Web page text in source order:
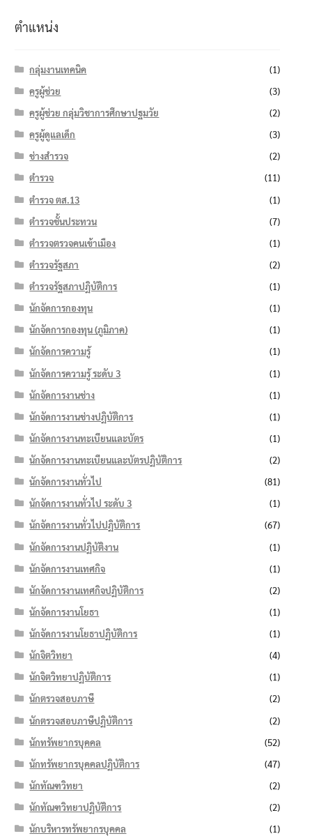
ตำแหน่ง
กลุ่มงานเทคนิค
(1)
ครูผู้ช่วย
(3)
ครูผู้ช่วย กลุ่มวิชาการศึกษาปฐมวัย
(2)
ครูผู้ดูแลเด็ก
(3)
ช่างสำรวจ
(2)
ตำรวจ
(11)
ตำรวจ ตส.13
(1)
ตำรวจชั้นประทวน
(7)
ตำรวจตรวจคนเข้าเมือง
(1)
ตำรวจรัฐสภา
(2)
ตำรวจรัฐสภาปฏิบัติการ
(1)
นักจัดการกองทุน
(1)
นักจัดการกองทุน (ภูมิภาค)
(1)
นักจัดการความรู้
(1)
นักจัดการความรู้ ระดับ 3
(1)
นักจัดการงานช่าง
(1)
นักจัดการงานช่างปฏิบัติการ
(1)
นักจัดการงานทะเบียนและบัตร
(1)
นักจัดการงานทะเบียนและบัตรปฏิบัติการ
(2)
นักจัดการงานทั่วไป
(81)
นักจัดการงานทั่วไป ระดับ 3
(1)
นักจัดการงานทั่วไปปฏิบัติการ
(67)
นักจัดการงานปฏิบัติงาน
(1)
นักจัดการงานเทศกิจ
(1)
นักจัดการงานเทศกิจปฏิบัติการ
(2)
นักจัดการงานโยธา
(1)
นักจัดการงานโยธาปฏิบัติการ
(1)
นักจิตวิทยา
(4)
นักจิตวิทยาปฏิบัติการ
(1)
นักตรวจสอบภาษี
(2)
นักตรวจสอบภาษีปฏิบัติการ
(2)
นักทรัพยากรบุคคล
(52)
นักทรัพยากรบุคคลปฏิบัติการ
(47)
นักทัณฑวิทยา
(2)
นักทัณฑวิทยาปฏิบัติการ
(2)
นักบริหารทรัพยากรบุคคล
(1)